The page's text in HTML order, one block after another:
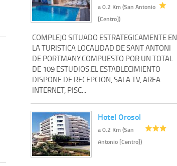
a 0.2 Km (San Antonio
[Centro])
COMPLEJO SITUADO ESTRATEGICAMENTE EN
LA TURISTICA LOCALIDAD DE SANT ANTONI
DE PORTMANY.COMPUESTO POR UN TOTAL
DE 109 ESTUDIOS.EL ESTABLECIMIENTO
DISPONE DE RECEPCION, SALA TV, AREA
INTERNET, PISC...
Hotel Orosol
a 0.2 Km (San
Antonio [Centro])